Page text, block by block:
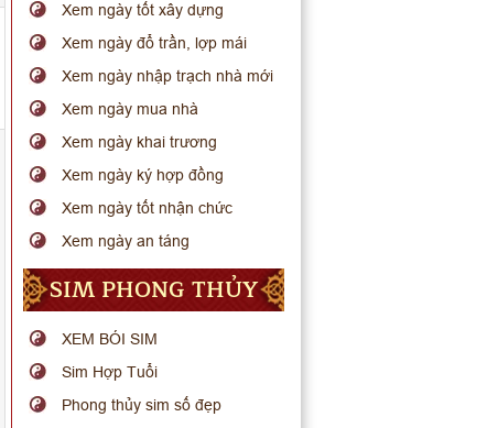
Xem ngày tốt xây dựng
Xem ngày đổ trần, lợp mái
Xem ngày nhập trạch nhà mới
Xem ngày mua nhà
Xem ngày khai trương
Xem ngày ký hợp đồng
Xem ngày tốt nhận chức
Xem ngày an táng
SIM PHONG THỦY
XEM BÓI SIM
Sim Hợp Tuổi
Phong thủy sim số đẹp